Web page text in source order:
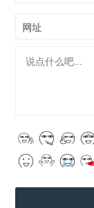
网址